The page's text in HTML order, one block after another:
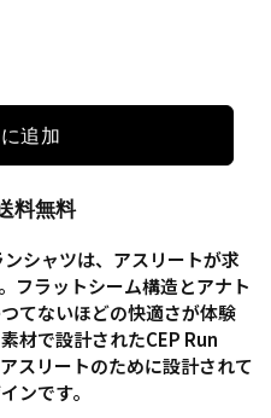
追加
料無料
シャツは、アスリートが求
フラットシーム構造とアナト
てないほどの快適さが体験
材で設計されたCEP Run
スリートのために設計されて
ンです。